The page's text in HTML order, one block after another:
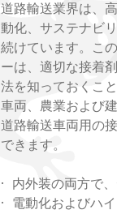
道路輸送業界は、
動化、サステナビ
続けています。こ
ーは、適切な接着
法を知っておくこ
車両、農業および
道路輸送車両用の
できます。
· 内外装の両方で
· 電動化およびハ